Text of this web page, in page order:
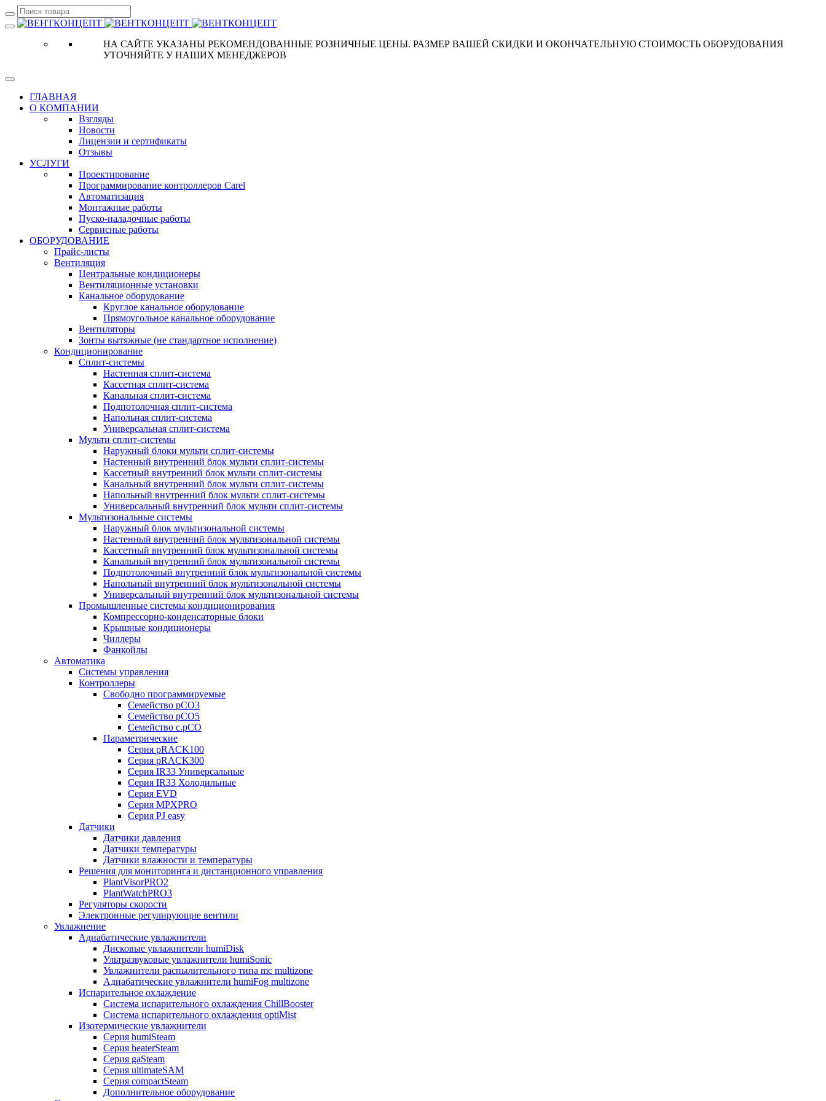
НА САЙТЕ УКАЗАНЫ РЕКОМЕНДОВАННЫЕ РОЗНИЧНЫЕ ЦЕНЫ. РАЗМЕР ВАШЕЙ СКИДКИ И ОКОНЧАТЕЛЬНУЮ СТОИМОСТЬ ОБОРУДОВАНИЯ
УТОЧНЯЙТЕ У НАШИХ МЕНЕДЖЕРОВ
ГЛАВНАЯ
О КОМПАНИИ
Взгляды
Новости
Лицензии и сертификаты
Отзывы
УСЛУГИ
Проектирование
Программирование контроллеров Carel
Автоматизация
Монтажные работы
Пуско-наладочные работы
Сервисные работы
ОБОРУДОВАНИЕ
Прайс-листы
Вентиляция
Центральные кондиционеры
Вентиляционные установки
Канальное оборудование
Круглое канальное оборудование
Прямоугольное канальное оборудование
Вентиляторы
Зонты вытяжные (не стандартное исполнение)
Кондиционирование
Сплит-системы
Настенная сплит-система
Кассетная сплит-система
Канальная сплит-система
Подпотолочная сплит-система
Напольная сплит-система
Универсальная сплит-система
Мульти сплит-системы
Наружный блоки мульти сплит-системы
Настенный внутренний блок мульти сплит-системы
Кассетный внутренний блок мульти сплит-системы
Канальный внутренний блок мульти сплит-системы
Напольный внутренний блок мульти сплит-системы
Универсальный внутренний блок мульти сплит-системы
Мультизональные системы
Наружный блок мультизональной системы
Настенный внутренний блок мультизональной системы
Кассетный внутренний блок мультизональной системы
Канальный внутренний блок мультизональной системы
Подпотолочный внутренний блок мультизональной системы
Напольный внутренний блок мультизональной системы
Универсальный внутренний блок мультизональной системы
Промышленные системы кондиционирования
Компрессорно-конденсаторные блоки
Крышные кондиционеры
Чиллеры
Фанкойлы
Автоматика
Системы управления
Контроллеры
Свободно программируемые
Семейство pCO3
Семейство pCO5
Семейство c.pCO
Параметрические
Серия pRACK100
Серия pRACK300
Серия IR33 Универсальные
Серия IR33 Холодильные
Серия EVD
Серия MPXPRO
Серия PJ easy
Датчики
Датчики давления
Датчики температуры
Датчики влажности и температуры
Решения для мониторинга и дистанционного управления
PlantVisorPRO2
PlantWatchPRO3
Регуляторы скорости
Электронные регулирующие вентили
Увлажнение
Адиабатические увлажнители
Дисковые увлажнители humiDisk
Ультразвуковые увлажнители humiSonic
Увлажнители распылительного типа mc multizone
Адиабатические увлажнители humiFog multizone
Испарительное охлаждение
Система испарительного охлаждения ChillBooster
Система испарительного охлаждения optiMist
Изотермические увлажнители
Серия humiSteam
Серия heaterSteam
Серия gaSteam
Серия ultimateSAM
Серия compactSteam
Дополнительное оборудование